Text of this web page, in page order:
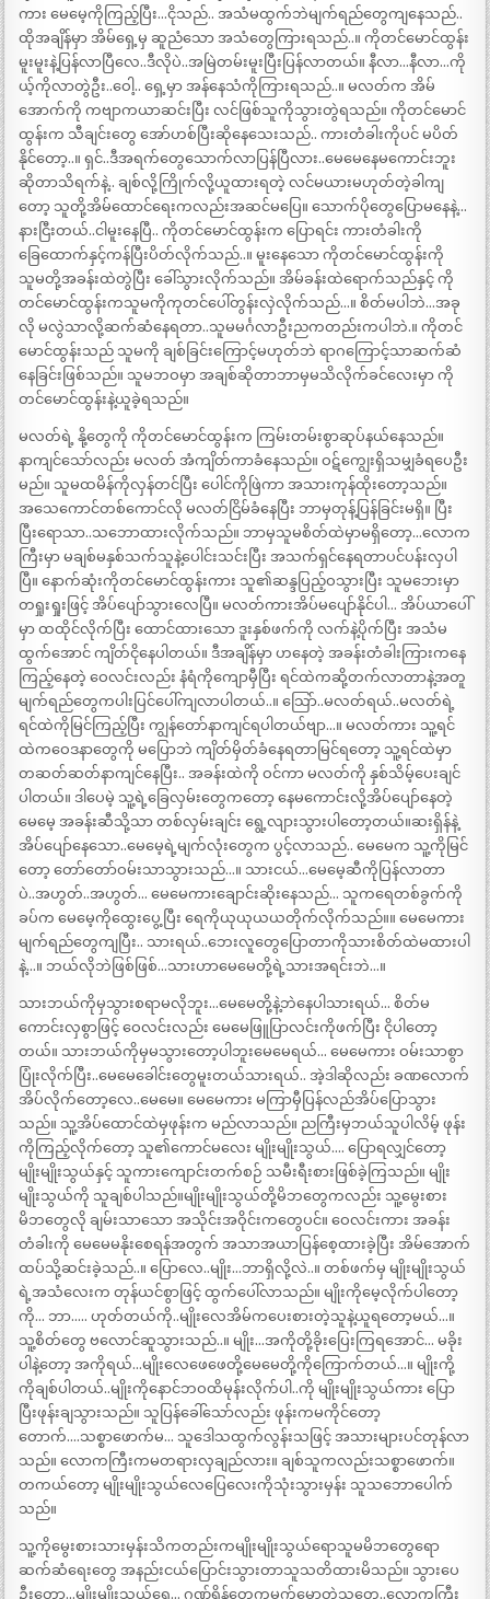
ကား မေမေ့ကိုကြည့်ပြီး…ငိုသည်.. အသံမထွက်ဘဲမျက်ရည်တွေကျနေသည်..
ထိုအချိန်မှာ အိမ်ရှေ့မှ ဆူညံသော အသံတွေကြားရသည်..။ ကိုတင်မောင်ထွန်း
မူးမူးနဲ့ပြန်လာပြီလေ..ဒီလိုပဲ..အမြဲတမ်းမူးပြီးပြန်လာတယ်။ နီလာ…နီလာ…ကို
ယ့်ကိုလာတွဲဦး..ဝေါ့.. ရှေ့မှာ အန်နေသံကိုကြားရသည်..။ မလတ်က အိမ်
အောက်ကို ကဗျာကယာဆင်းပြီး လင်ဖြစ်သူကိုသွားတွဲရသည်။ ကိုတင်မောင်
ထွန်းက သီချင်းတွေ အော်ဟစ်ပြီးဆိုနေသေးသည်.. ကားတံခါးကိုပင် မပိတ်
နိုင်တော့..။ ရှင်..ဒီအရက်တွေသောက်လာပြန်ပြီလား..မေမေနေမကောင်းဘူး
ဆိုတာသိရက်နဲ့.. ချစ်လို့ကြိုက်လို့ယူထားရတဲ့ လင်မယားမဟုတ်တဲ့ခါကျ
တော့ သူတို့အိမ်ထောင်ရေးကလည်းအဆင်မပြေ။ သောက်ပိုတွေပြောမနေနဲ့…
နားငြီးတယ်..ငါမူးနေပြီ.. ကိုတင်မောင်ထွန်းက ပြောရင်း ကားတံခါးကို
ခြေထောက်နှင့်ကန်ပြီးပိတ်လိုက်သည်..။ မူးနေသော ကိုတင်မောင်ထွန်းကို
သူမတို့အခန်းထဲတွဲပြီး ခေါ်သွားလိုက်သည်။ အိမ်ခန်းထဲရောက်သည်နှင့် ကို
တင်မောင်ထွန်းကသူမကိုကုတင်ပေါ်တွန်းလှဲလိုက်သည်…။ စိတ်မပါဘဲ…အခု
လို မလွဲသာလို့ဆက်ဆံနေရတာ..သူမမင်္ဂလာဦးညကတည်းကပါဘဲ.။ ကိုတင်
မောင်ထွန်းသည် သူမကို ချစ်ခြင်းကြောင့်မဟုတ်ဘဲ ရာဂကြောင့်သာဆက်ဆံ
နေခြင်းဖြစ်သည်။ သူမဘဝမှာ အချစ်ဆိုတာဘာမှမသိလိုက်ခင်လေးမှာ ကို
တင်မောင်ထွန်းနဲ့ယူခဲ့ရသည်။
မလတ်ရဲ့ နို့တွေကို ကိုတင်မောင်ထွန်းက ကြမ်းတမ်းစွာဆုပ်နယ်နေသည်။
နာကျင်သော်လည်း မလတ် အံကျိတ်ကာခံနေသည်။ ဝဋ်ကျွေးရှိသမျှခံရပေဦး
မည်။ သူမထမိန်ကိုလှန်တင်ပြီး ပေါင်ကိုဖြဲကာ အသားကုန်ထိုးတော့သည်။
အသေကောင်တစ်ကောင်လို မလတ်ငြိမ်ခံနေပြီး ဘာမှတုန့်ပြန်ခြင်းမရှိ။ ပြီး
ပြီးရောသာ..သဘောထားလိုက်သည်။ ဘာမှသူမစိတ်ထဲမှာမရှိတော့…လောက
ကြီးမှာ မချစ်မနှစ်သက်သူနဲ့ပေါင်းသင်းပြီး အသက်ရှင်နေရတာပင်ပန်းလှပါ
ပြီ။ နောက်ဆုံးကိုတင်မောင်ထွန်းကား သူ၏ဆန္ဒပြည့်ဝသွားပြီး သူမဘေးမှာ
တရှုးရှုးဖြင့် အိပ်ပျော်သွားလေပြီ။ မလတ်ကားအိပ်မပျော်နိုင်ပါ… အိပ်ယာပေါ်
မှာ ထထိုင်လိုက်ပြီး ထောင်ထားသော ဒူးနှစ်ဖက်ကို လက်နဲ့ပိုက်ပြီး အသံမ
ထွက်အောင် ကျိတ်ငိုနေပါတယ်။ ဒီအချိန်မှာ ဟနေတဲ့ အခန်းတံခါးကြားကနေ
ကြည့်နေတဲ့ ဝေလင်းလည်း နံရံကိုကျောမှီပြီး ရင်ထဲကဆို့တက်လာတာနဲ့အတူ
မျက်ရည်တွေကပါးပြင်ပေါ်ကျလာပါတယ်..။ သြော်..မလတ်ရယ်..မလတ်ရဲ့
ရင်ထဲကိုမြင်ကြည့်ပြီး ကျွန်တော်နာကျင်ရပါတယ်ဗျာ…။ မလတ်ကား သူ့ရင်
ထဲကဝေဒနာတွေကို မပြောဘဲ ကျိတ်မှိတ်ခံနေရတာမြင်ရတော့ သူ့ရင်ထဲမှာ
တဆတ်ဆတ်နာကျင်နေပြီး.. အခန်းထဲကို ဝင်ကာ မလတ်ကို နှစ်သိမ့်ပေးချင်
ပါတယ်။ ဒါပေမဲ့ သူ့ရဲ့ခြေလှမ်းတွေကတော့ နေမကောင်းလို့အိပ်ပျော်နေတဲ့
မေမေ့ အခန်းဆီသို့သာ တစ်လှမ်းချင်း ရွေ့လျားသွားပါတော့တယ်။ဆးရှိန်နဲ့
အိပ်ပျော်နေသော..မေမေ့ရဲ့မျက်လုံးတွေက ပွင့်လာသည်.. မေမေက သူ့ကိုမြင်
တော့ တော်တော်ဝမ်းသာသွားသည်…။ သားငယ်…မေမေ့ဆီကိုပြန်လာတာ
ပဲ..အဟွတ်..အဟွတ်… မေမေကားချောင်းဆိုးနေသည်… သူကရေတစ်ခွက်ကို
ခပ်က မေမေ့ကိုထွေးပွေ့ပြီး ရေကိုယုယုယယတိုက်လိုက်သည်။။ မေမေကား
မျက်ရည်တွေကျပြီး.. သားရယ်..ဘေးလူတွေပြောတာကိုသားစိတ်ထဲမထားပါ
နဲ့…။ ဘယ်လိုဘဲဖြစ်ဖြစ်…သားဟာမေမေတို့ရဲ့သားအရင်းဘဲ…။
သားဘယ်ကိုမှသွားစရာမလိုဘူး…မေမေတို့နဲ့ဘဲနေပါသားရယ်… စိတ်မ
ကောင်းလှစွာဖြင့် ဝေလင်းလည်း မေမေဖြူပြာလင်းကိုဖက်ပြီး ငိုပါတော့
တယ်။ သားဘယ်ကိုမှမသွားတော့ပါဘူးမေမေရယ်… မေမေကား ဝမ်းသာစွာ
ပြုံးလိုက်ပြီး..မေမေခေါင်းတွေမူးတယ်သားရယ်.. အဲ့ဒါဆိုလည်း ခဏလောက်
အိပ်လိုက်တော့လေ..မေမေ။ မေမေကား မကြာမှီပြန်လည်အိပ်ပြောသွား
သည်။ သူ့အိပ်ထောင်ထဲမှဖုန်းက မည်လာသည်။ ညကြီးမှဘယ်သူပါလိမ့် ဖုန်း
ကိုကြည့်လိုက်တော့ သူ၏ကောင်မလေး မျိုးမျိုးသွယ်…. ပြောရလျှင်တော့
မျိုးမျိုးသွယ်နှင့် သူကားကျောင်းတက်စဉ် သမီးရီးစားဖြစ်ခဲ့ကြသည်။ မျိုး
မျိုးသွယ်ကို သူချစ်ပါသည်။မျိုးမျိုးသွယ်တို့မိဘတွေကလည်း သူ့မွေးစား
မိဘတွေလို ချမ်းသာသော အသိုင်းအဝိုင်းကတွေပင်။ ဝေလင်းကား အခန်း
တံခါးကို မေမေမနိုးစေရန်အတွက် အသာအယာပြန်စေ့ထားခဲ့ပြီး အိမ်အောက်
ထပ်သို့ဆင်းခဲ့သည်..။ ပြောလေ..မျိုး…ဘာရှိလို့လဲ..။ တစ်ဖက်မှ မျိုးမျိုးသွယ်
ရဲ့အသံလေးက တုန်ယင်စွာဖြင့် ထွက်ပေါ်လာသည်။ မျိုးကိုမေ့လိုက်ပါတော့
ကို… ဘာ….. ဟုတ်တယ်ကို..မျိုးလေအိမ်ကပေးစားတဲ့သူနဲ့ယူရတော့မယ်…။
သူ့စိတ်တွေ ဗလောင်ဆူသွားသည်..။ မျိုး…အကိုတို့ခိုးပြေးကြရအောင်… မခိုး
ပါနဲ့တော့ အကိုရယ်…မျိုးလေဖေဖေတို့မေမေတို့ကိုကြောက်တယ်…။ မျိုးကို့
ကိုချစ်ပါတယ်..မျိုးကိုနောင်ဘဝထိမုန်းလိုက်ပါ..ကို မျိုးမျိုးသွယ်ကား ပြော
ပြီးဖုန်းချသွားသည်။ သူပြန်ခေါ်သော်လည်း ဖုန်းကမကိုင်တော့
တောက်….သစ္စာဖောက်မ… သူဒေါသထွက်လွန်းသဖြင့် အသားများပင်တုန်လာ
သည်။ လောကကြီးကမတရားလှချည်လား။ ချစ်သူကလည်းသစ္စာဖောက်။
တကယ်တော့ မျိုးမျိုးသွယ်လေပြေလေးကိုသုံးသွားမှန်း သူသဘောပေါက်
သည်။
သူ့ကိုမွေးစားသားမှန်းသိကတည်းကမျိုးမျိုးသွယ်ရောသူမမိဘတွေရော
ဆက်ဆံရေးတွေ အနည်းငယ်ပြောင်းသွားတာသူသတိထားမိသည်။ သွားပေ
ဦးတော့…မျိုးမျိုးသွယ်ရေ… ဂုဏ်ရှိန်တွေကမက်မောတဲ့သူတွေ..လောကကြီး